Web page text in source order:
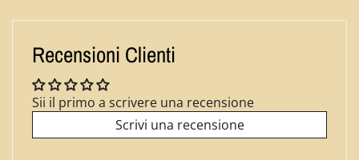
Facebook
Twitter
Pinterest
Recensioni Clienti
Sii il primo a scrivere una recensione
Scrivi una recensione